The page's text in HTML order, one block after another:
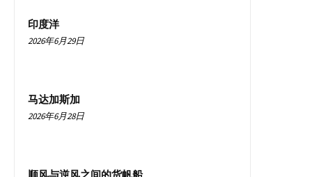
印度洋
2026年6月29日
马达加斯加
2026年6月28日